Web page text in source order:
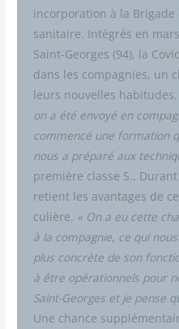
incor­po­ra­tion à la
sani­taire. Inté­grés en
Saint-Georges (94), la
dans les com­pa­gnies, un
leurs nou­velles habi­tudes.
on a été envoyé en
com­men­cé une for­ma­tion
nous a pré­pa­ré aux
pre­mière classe S..
retient les avan­tages de
cu­lière. « On a eu cette
à la com­pa­gnie, ce qui
plus concrète de son
à être opé­ra­tion­nels pour
Saint-Georges et je pense
Une chance